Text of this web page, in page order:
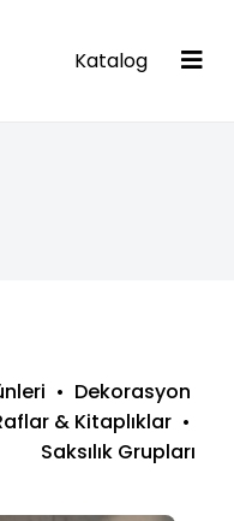
Katalog
• Dekorasyon
& Kitaplıklar •
Saksılık Grupları